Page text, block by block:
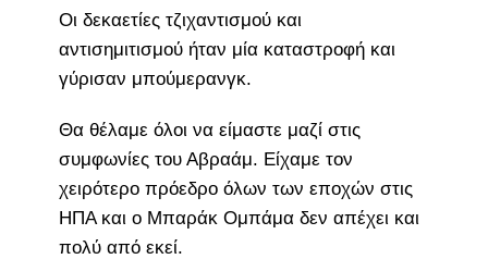
Οι δεκαετίες τζιχαντισμού και
αντισημιτισμού ήταν μία καταστροφή και
γύρισαν μπούμερανγκ.
Θα θέλαμε όλοι να είμαστε μαζί στις
συμφωνίες του Αβραάμ. Είχαμε τον
χειρότερο πρόεδρο όλων των εποχών στις
ΗΠΑ και ο Μπαράκ Ομπάμα δεν απέχει και
πολύ από εκεί.